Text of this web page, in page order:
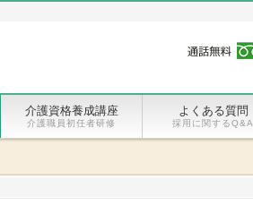
介護資格養成講座
介護職員初任者研修
よくある質問
採用に関するQ&A